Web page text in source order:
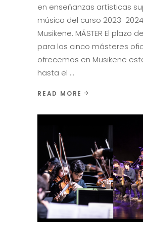
en enseñanzas artísticas
música del curso 2023-
Musikene. MÁSTER El plazo
para los cinco másteres
ofrecemos en Musikene
hasta el
READ MORE